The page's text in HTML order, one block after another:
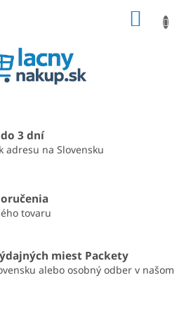
3 dní
adresu na Slovensku
tovaru
miest Packety
alebo osobný odber v našom